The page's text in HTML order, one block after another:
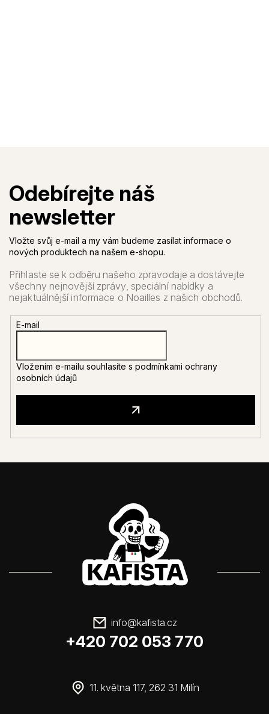
Vložte svůj e-mail a my vám budeme zasílat informace o
nových produktech na našem e-shopu.
E-mail
Vložením e-mailu souhlasíte s podmínkami ochrany
osobních údajů
info@kafista.cz
+420 702 053 770
11. května 117, 262 31 Milín